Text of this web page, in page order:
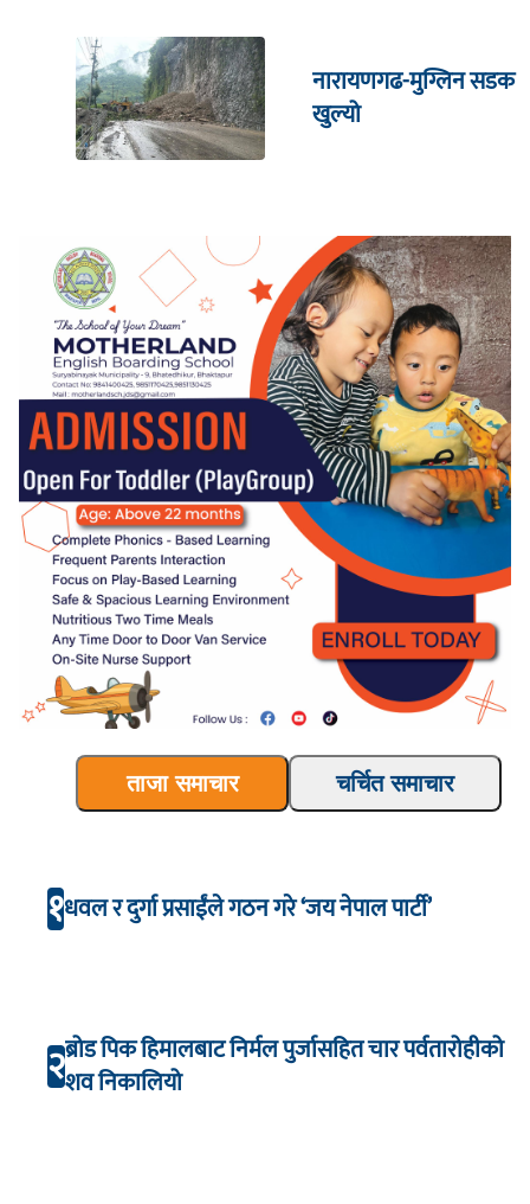
नारायणगढ-मुग्लिन सडक
खुल्यो
ताजा समाचार चर्चित समाचार
१धवल र दुर्गा प्रसाईंले गठन गरे ‘जय नेपाल पार्टी’
२ब्रोड पिक हिमालबाट निर्मल पुर्जासहित चार पर्वतारोहीको
शव निकालियो